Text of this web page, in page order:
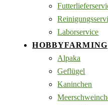
Laborservice
HOBBYFARMING
Alpaka
Geflügel
Kaninchen